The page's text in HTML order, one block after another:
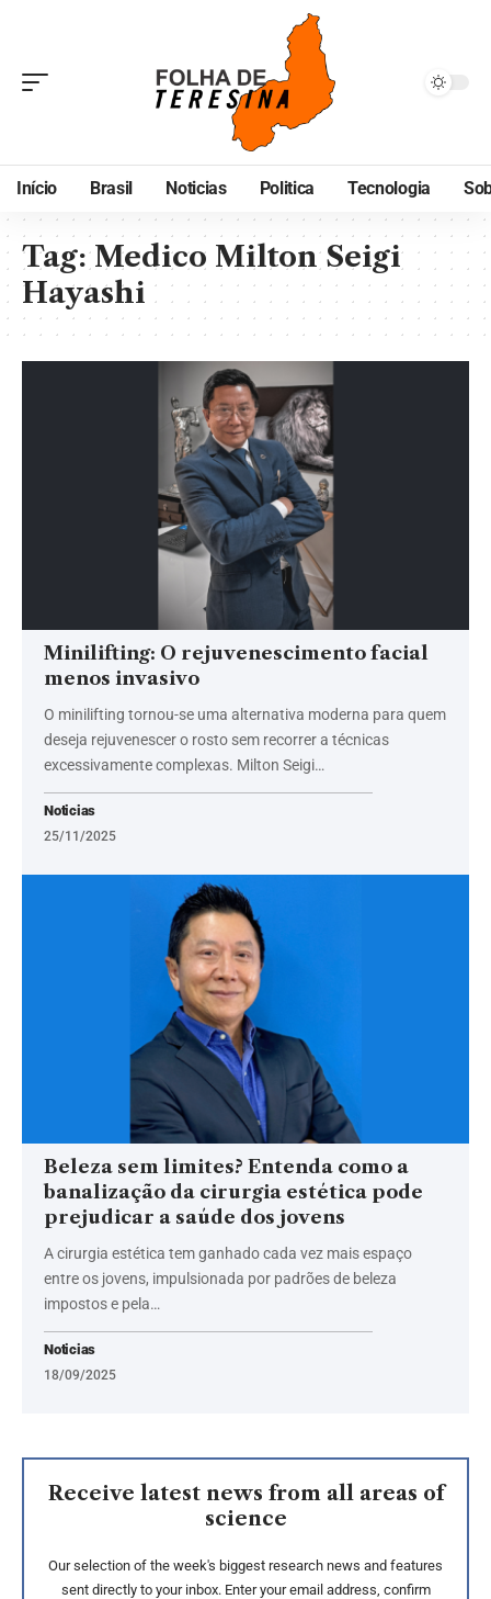
Início Brasil Noticias Politica Tecnologia
Tag:Medico Milton Seigi
Hayashi
Minilifting: O rejuvenescimento facial
menos invasivo
O minilifting tornou-se uma alternativa moderna para quem
deseja rejuvenescer o rosto sem recorrer a técnicas
excessivamente complexas. Milton Seigi…
Noticias
25/11/2025
Beleza sem limites? Entenda como a
banalização da cirurgia estética pode
prejudicar a saúde dos jovens
A cirurgia estética tem ganhado cada vez mais espaço
entre os jovens, impulsionada por padrões de beleza
impostos e pela…
Noticias
18/09/2025
Receive latest news from all areas of
science
Our selection of the week's biggest research news and features
sent directly to your inbox. Enter your email address, confirm